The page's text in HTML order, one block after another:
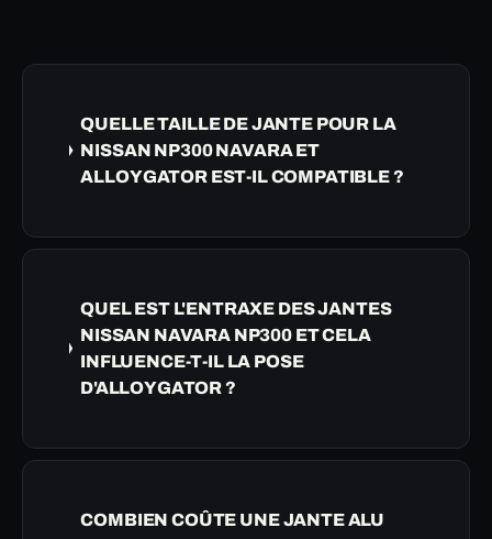
QUELLE TAILLE DE JANTE POUR LA
NISSAN NP300 NAVARA ET
ALLOYGATOR EST-IL COMPATIBLE ?
QUEL EST L'ENTRAXE DES JANTES
NISSAN NAVARA NP300 ET CELA
INFLUENCE-T-IL LA POSE
D'ALLOYGATOR ?
COMBIEN COÛTE UNE JANTE ALU